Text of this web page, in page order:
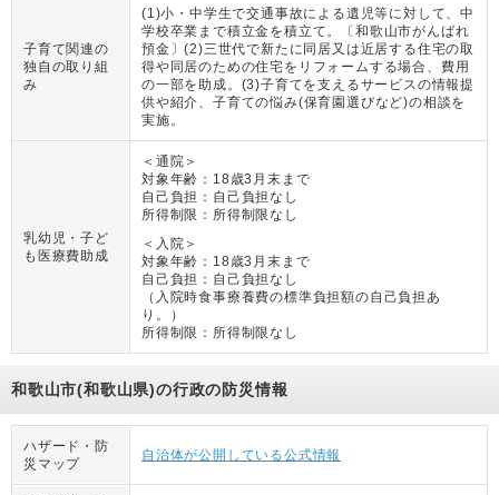
子育て関連の
独自の取り組
み
(1)小・中学生で交通事故による遺児等に対して、中
学校卒業まで積立金を積立て。〔和歌山市がんばれ
預金〕(2)三世代で新たに同居又は近居する住宅の取
得や同居のための住宅をリフォームする場合、費用
の一部を助成。(3)子育てを支えるサービスの情報提
供や紹介、子育ての悩み(保育園選びなど)の相談を
実施。
乳幼児・子ど
も医療費助成
＜通院＞
対象年齢： 18歳3月末まで
自己負担： 自己負担なし
所得制限： 所得制限なし
＜入院＞
対象年齢： 18歳3月末まで
自己負担： 自己負担なし
（ 入院時食事療養費の標準負担額の自己負担あ
り。
）
所得制限： 所得制限なし
和歌山市(和歌山県)の行政の防災情報
ハザード・防
災マップ
自治体が公開している公式情報